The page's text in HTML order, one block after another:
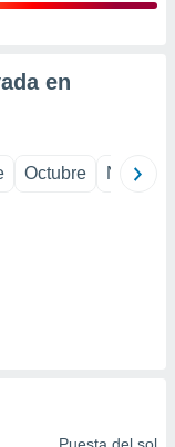
en
Octubre